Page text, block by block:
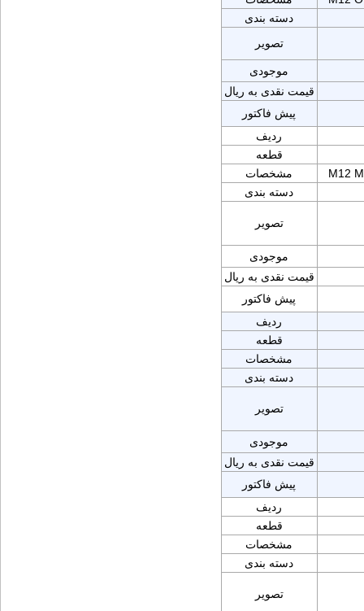
دسته بندی
تصویر
موجودی
قیمت نقدی به ریال
پیش فاکتور
ردیف
قطعه
مشخصات
M12
دسته بندی
تصویر
موجودی
قیمت نقدی به ریال
پیش فاکتور
ردیف
قطعه
مشخصات
دسته بندی
تصویر
موجودی
قیمت نقدی به ریال
پیش فاکتور
ردیف
قطعه
مشخصات
دسته بندی
تصویر